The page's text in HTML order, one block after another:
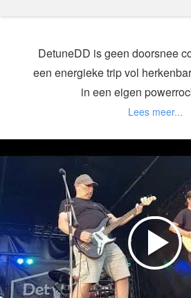
DetuneDD is geen doorsnee
een energieke trip vol
in een eigen
Met ervaren rotten als Davy
staat er een band op het
ambiance
Ze spelen niet zomaar
trekken het publiek er
gaat om een groot podium,
zelfs je tuinterras: bij DetuneDD